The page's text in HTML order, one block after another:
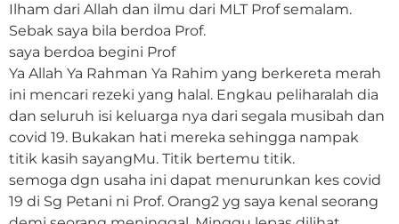
Ilham dari Allah dan ilmu dari MLT Prof semalam.
Sebak saya bila berdoa Prof.
saya berdoa begini Prof
Ya Allah Ya Rahman Ya Rahim yang berkereta merah
ini mencari rezeki yang halal. Engkau peliharalah dia
dan seluruh isi keluarga nya dari segala musibah dan
covid 19. Bukakan hati mereka sehingga nampak
titik kasih sayangMu. Titik bertemu titik.
semoga dgn usaha ini dapat menurunkan kes covid
19 di Sg Petani ni Prof. Orang2 yg saya kenal seorang